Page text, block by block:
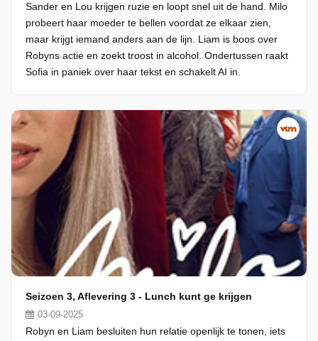
Sander en Lou krijgen ruzie en loopt snel uit de hand. Milo
probeert haar moeder te bellen voordat ze elkaar zien,
maar krijgt iemand anders aan de lijn. Liam is boos over
Robyns actie en zoekt troost in alcohol. Ondertussen raakt
Sofia in paniek over haar tekst en schakelt AI in.
Seizoen 3, Aflevering 3 - Lunch kunt ge krijgen
03-09-2025
Robyn en Liam besluiten hun relatie openlijk te tonen, iets